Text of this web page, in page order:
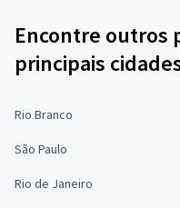
Encontre outros
principais
Rio Branco
São Paulo
Rio de Janeiro